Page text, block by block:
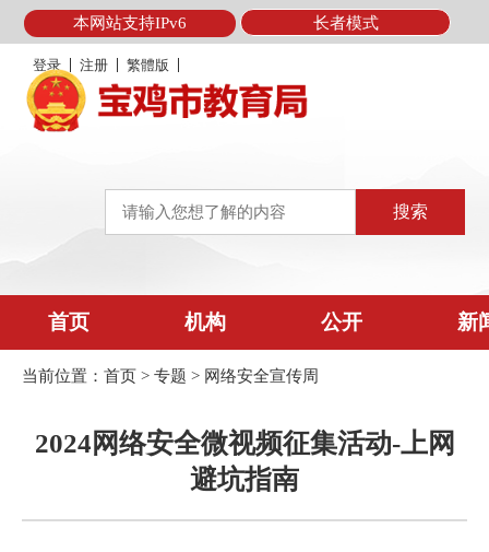
本网站支持IPv6 长者模式
登录 注册 繁體版
首页 机构 公开 新
当前位置： 首页 > 专题 > 网络安全宣传周
2024网络安全微视频征集活动-上网
避坑指南